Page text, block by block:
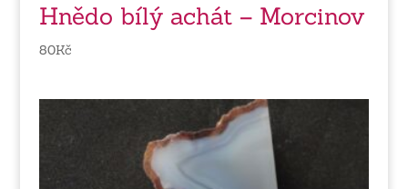
Hnědo bílý achát – Morcinov
80Kč